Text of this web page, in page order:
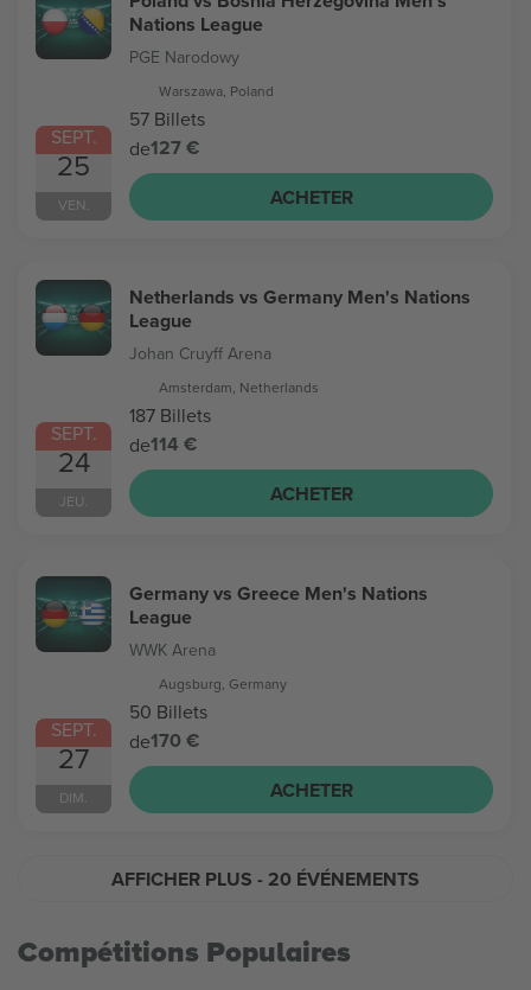
SEPT.
25
VEN.
Nations League
PGE Narodowy
Warszawa, Poland
57 Billets
de127 €
ACHETER
SEPT.
24
JEU.
Netherlands vs Germany Men's Nations
League
Johan Cruyff Arena
Amsterdam, Netherlands
187 Billets
de114 €
ACHETER
SEPT.
27
DIM.
Germany vs Greece Men's Nations
League
WWK Arena
Augsburg, Germany
50 Billets
de170 €
ACHETER
AFFICHER PLUS - 20 ÉVÉNEMENTS
Compétitions Populaires